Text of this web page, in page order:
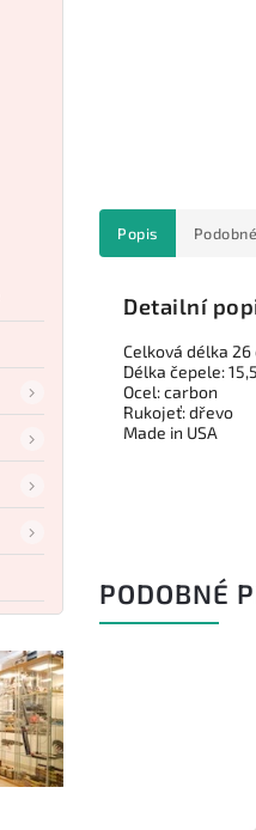
Popis
Detailní
Celková délka 26
Délka čepele:
Ocel: carbon
Rukojeť: dřevo
Made in USA
PODOBNÉ